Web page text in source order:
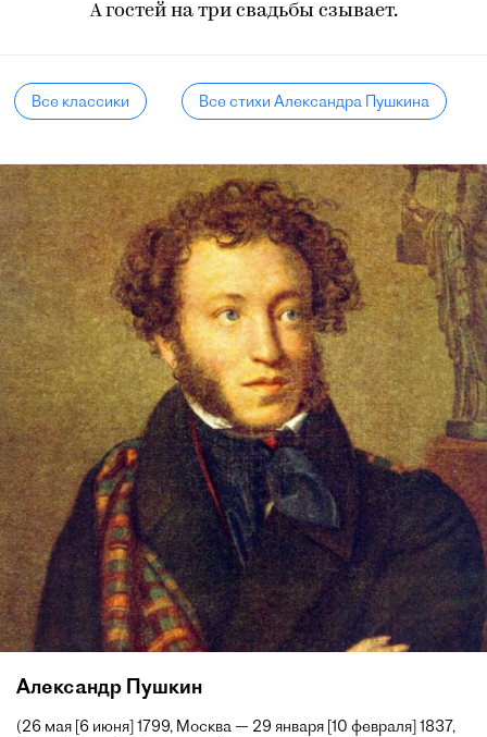
А гостей на три свадьбы сзывает.
Все классики Все стихи Александра Пушкина
Александр Пушкин
(26 мая [6 июня] 1799, Москва — 29 января [10 февраля] 1837,